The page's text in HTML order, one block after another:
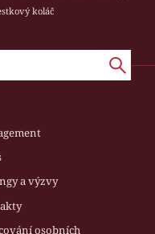
koláč
a výzvy
osobních